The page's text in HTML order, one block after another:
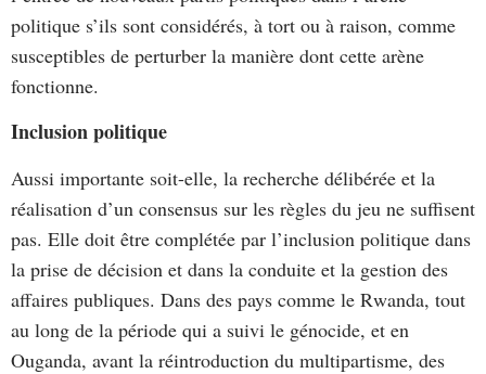
politique s’ils sont considérés, à tort ou à raison, comme
susceptibles de perturber la manière dont cette arène
fonctionne.
Inclusion politique
Aussi importante soit-elle, la recherche délibérée et la
réalisation d’un consensus sur les règles du jeu ne suffisent
pas. Elle doit être complétée par l’inclusion politique dans
la prise de décision et dans la conduite et la gestion des
affaires publiques. Dans des pays comme le Rwanda, tout
au long de la période qui a suivi le génocide, et en
Ouganda, avant la réintroduction du multipartisme, des